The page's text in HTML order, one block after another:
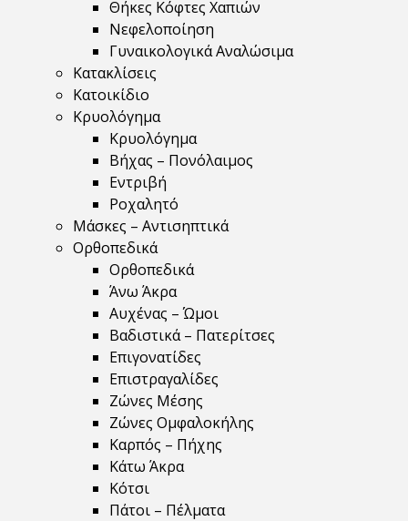
Θήκες Κόφτες Χαπιών
Νεφελοποίηση
Γυναικολογικά Αναλώσιμα
Κατακλίσεις
Κατοικίδιο
Κρυολόγημα
Κρυολόγημα
Βήχας – Πονόλαιμος
Εντριβή
Ροχαλητό
Μάσκες – Αντισηπτικά
Ορθοπεδικά
Ορθοπεδικά
Άνω Άκρα
Αυχένας – Ώμοι
Βαδιστικά – Πατερίτσες
Επιγονατίδες
Επιστραγαλίδες
Ζώνες Μέσης
Ζώνες Ομφαλοκήλης
Καρπός – Πήχης
Κάτω Άκρα
Κότσι
Πάτοι – Πέλματα